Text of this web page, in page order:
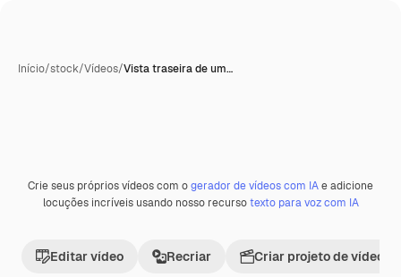
Início/stock/Vídeos/Vista traseira de um…
Crie seus próprios vídeos com ogerador de vídeos com IAe adicione
locuções incríveis usando nosso recursotexto para voz com IA
Editar vídeo Recriar Criar projeto de vídeo